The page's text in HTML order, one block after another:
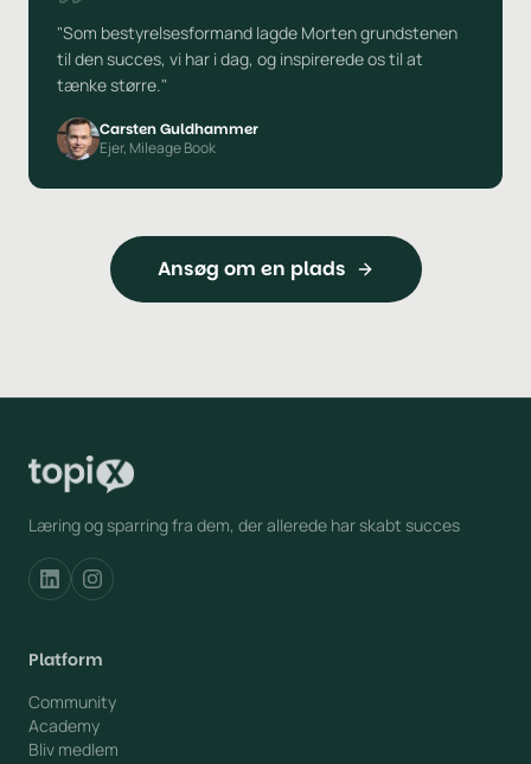
"Som bestyrelsesformand lagde Morten grundstenen
til den succes, vi har i dag, og inspirerede os til at
tænke større."
Carsten Guldhammer
Ejer, Mileage Book
Ansøg om en plads
Læring og sparring fra dem, der allerede har skabt succes
Platform
Community
Academy
Bliv medlem